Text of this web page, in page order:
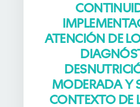
ATENCIÓN DE
MODERADA Y
CONTEXTO DE